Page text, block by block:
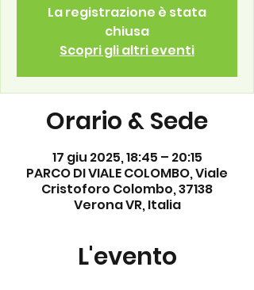
La registrazione è stata
chiusa
Scopri gli altri eventi
Orario & Sede
17 giu 2025, 18:45 – 20:15
PARCO DI VIALE COLOMBO, Viale
Cristoforo Colombo, 37138
Verona VR, Italia
L'evento